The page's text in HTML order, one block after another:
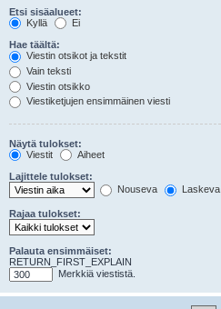
Etsi sisäalueet:
Kyllä
Ei
Hae täältä:
Viestin otsikot ja tekstit
Vain teksti
Viestin otsikko
Viestiketjujen ensimmäinen viesti
Näytä tulokset:
Viestit
Aiheet
Lajittele tulokset:
Nouseva
Laskeva
Rajaa tulokset:
Palauta ensimmäiset:
RETURN_FIRST_EXPLAIN
Merkkiä viestistä.